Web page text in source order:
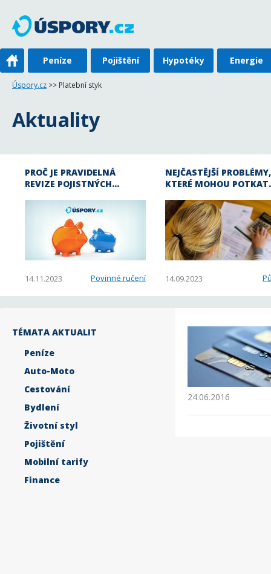
Peníze Pojištění Hypotéky Energie
Úspory.cz >> Platební styk
Aktuality
PROČ JE PRAVIDELNÁ
REVIZE POJISTNÝCH…
14.11.2023 Povinné ručení
NEJČASTĚJŠÍ PROBLÉMY,
KTERÉ MOHOU
14.09.2023
TÉMATA AKTUALIT
Peníze
Auto-Moto
Cestování
Bydlení
Životní styl
Pojištění
Mobilní tarify
Finance
24.06.2016